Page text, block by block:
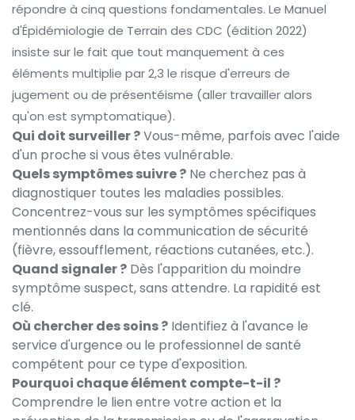
répondre à cinq questions fondamentales. Le Manuel
d'Épidémiologie de Terrain des CDC (édition 2022)
insiste sur le fait que tout manquement à ces
éléments multiplie par 2,3 le risque d'erreurs de
jugement ou de présentéisme (aller travailler alors
qu'on est symptomatique).
Qui doit surveiller ?Vous-même, parfois avec l'aide
d'un proche si vous êtes vulnérable.
Quels symptômes suivre ? Ne cherchez pas à
diagnostiquer toutes les maladies possibles.
Concentrez-vous sur les symptômes spécifiques
mentionnés dans la communication de sécurité
(fièvre, essoufflement, réactions cutanées, etc.).
Quand signaler ? Dès l'apparition du moindre
symptôme suspect, sans attendre. La rapidité est
clé.
Où chercher des soins ? Identifiez à l'avance le
service d'urgence ou le professionnel de santé
compétent pour ce type d'exposition.
Pourquoi chaque élément compte-t-il ?
Comprendre le lien entre votre action et la